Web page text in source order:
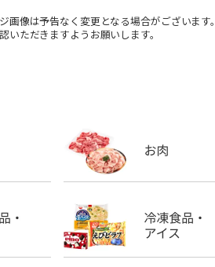
像は予告なく変更となる場合がございま
ただきますようお願いします。